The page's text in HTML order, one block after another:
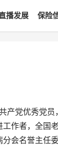
播发展 保险
产党优秀党员
作者，全国
会名誉主任